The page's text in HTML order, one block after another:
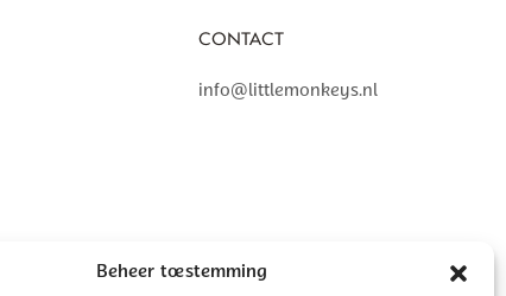
Beheer toestemming
CONTACT
info@littlemonkeys.nl